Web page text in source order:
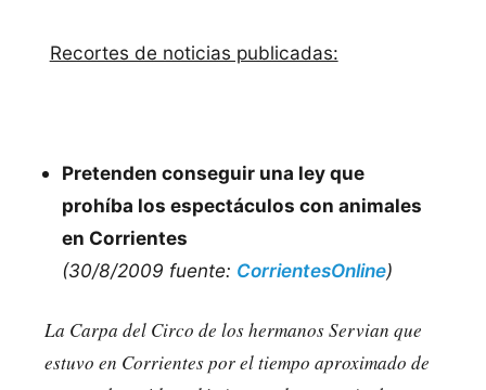
Recortes de noticias publicadas:
Pretenden conseguir una ley que
prohíba los espectáculos con animales
en Corrientes
(30/8/2009 fuente: CorrientesOnline)
La Carpa del Circo de los hermanos Servian que
estuvo en Corrientes por el tiempo aproximado de